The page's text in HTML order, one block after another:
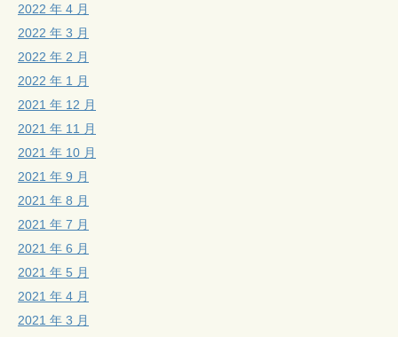
2022 年 4 月
2022 年 3 月
2022 年 2 月
2022 年 1 月
2021 年 12 月
2021 年 11 月
2021 年 10 月
2021 年 9 月
2021 年 8 月
2021 年 7 月
2021 年 6 月
2021 年 5 月
2021 年 4 月
2021 年 3 月